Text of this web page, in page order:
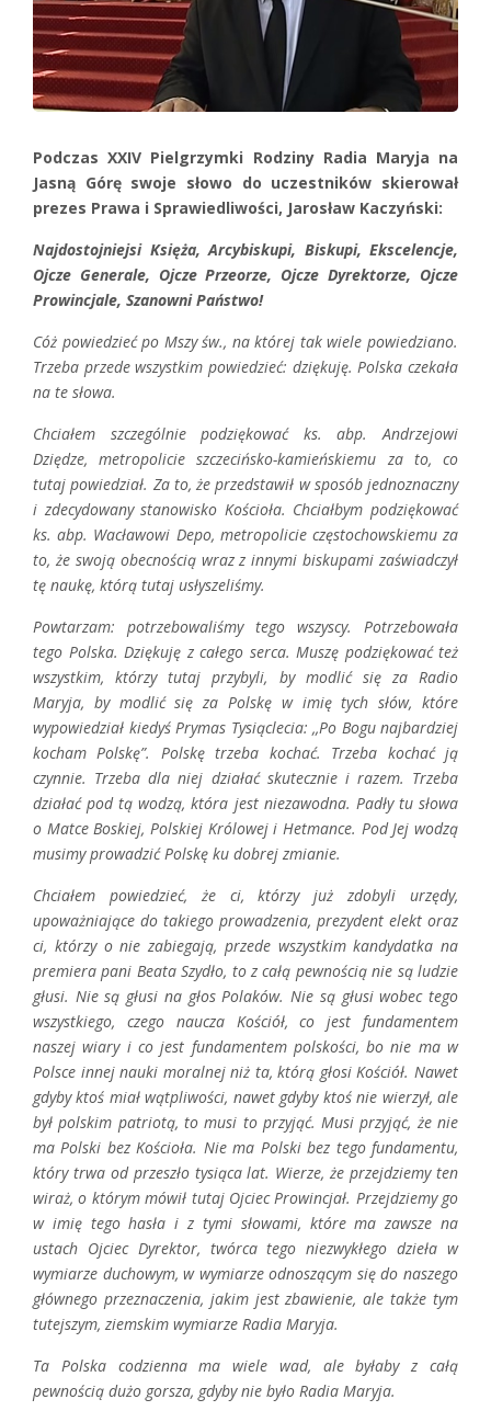
Podczas XXIV Pielgrzymki Rodziny Radia Maryja na
Jasną Górę swoje słowo do uczestników skierował
prezes Prawa i Sprawiedliwości, Jarosław Kaczyński:
Najdostojniejsi Księża, Arcybiskupi, Biskupi, Ekscelencje,
Ojcze Generale, Ojcze Przeorze, Ojcze Dyrektorze, Ojcze
Prowincjale, Szanowni Państwo!
Cóż powiedzieć po Mszy św., na której tak wiele powiedziano.
Trzeba przede wszystkim powiedzieć: dziękuję. Polska czekała
na te słowa.
Chciałem szczególnie podziękować ks. abp. Andrzejowi
Dziędze, metropolicie szczecińsko-kamieńskiemu za to, co
tutaj powiedział. Za to, że przedstawił w sposób jednoznaczny
i zdecydowany stanowisko Kościoła. Chciałbym podziękować
ks. abp. Wacławowi Depo, metropolicie częstochowskiemu za
to, że swoją obecnością wraz z innymi biskupami zaświadczył
tę naukę, którą tutaj usłyszeliśmy.
Powtarzam: potrzebowaliśmy tego wszyscy. Potrzebowała
tego Polska. Dziękuję z całego serca. Muszę podziękować też
wszystkim, którzy tutaj przybyli, by modlić się za Radio
Maryja, by modlić się za Polskę w imię tych słów, które
wypowiedział kiedyś Prymas Tysiąclecia: ,,Po Bogu najbardziej
kocham Polskę”. Polskę trzeba kochać. Trzeba kochać ją
czynnie. Trzeba dla niej działać skutecznie i razem. Trzeba
działać pod tą wodzą, która jest niezawodna. Padły tu słowa
o Matce Boskiej, Polskiej Królowej i Hetmance. Pod Jej wodzą
musimy prowadzić Polskę ku dobrej zmianie.
Chciałem powiedzieć, że ci, którzy już zdobyli urzędy,
upoważniające do takiego prowadzenia, prezydent elekt oraz
ci, którzy o nie zabiegają, przede wszystkim kandydatka na
premiera pani Beata Szydło, to z całą pewnością nie są ludzie
głusi. Nie są głusi na głos Polaków. Nie są głusi wobec tego
wszystkiego, czego naucza Kościół, co jest fundamentem
naszej wiary i co jest fundamentem polskości, bo nie ma w
Polsce innej nauki moralnej niż ta, którą głosi Kościół. Nawet
gdyby ktoś miał wątpliwości, nawet gdyby ktoś nie wierzył, ale
był polskim patriotą, to musi to przyjąć. Musi przyjąć, że nie
ma Polski bez Kościoła. Nie ma Polski bez tego fundamentu,
który trwa od przeszło tysiąca lat. Wierze, że przejdziemy ten
wiraż, o którym mówił tutaj Ojciec Prowincjał. Przejdziemy go
w imię tego hasła i z tymi słowami, które ma zawsze na
ustach Ojciec Dyrektor, twórca tego niezwykłego dzieła w
wymiarze duchowym, w wymiarze odnoszącym się do naszego
głównego przeznaczenia, jakim jest zbawienie, ale także tym
tutejszym, ziemskim wymiarze Radia Maryja.
Ta Polska codzienna ma wiele wad, ale byłaby z całą
pewnością dużo gorsza, gdyby nie było Radia Maryja.